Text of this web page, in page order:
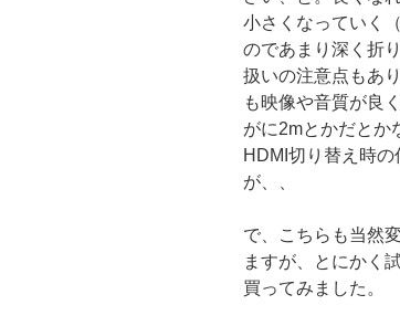
小さくなっていく
のであまり深く折
扱いの注意点もあ
も映像や音質が良
がに2mとかだとか
HDMI切り替え時
が、、
で、こちらも当然
ますが、とにかく
買ってみました。